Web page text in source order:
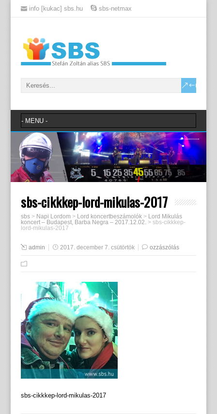
info [kukac] sbs.hu sbs-netmax
sbs-cikkkep-lord-mikulas-2017
sbs> Napi Lordom > Lord koncertbeszámolók> Lord Mikulás
koncert – Budapest, Barba Negra – 2017.12.02.> sbs-cikkkep-
lord-mikulas-2017
admin 2017. december 7. csütörtök ozzászólás
sbs-cikkkep-lord-mikulas-2017